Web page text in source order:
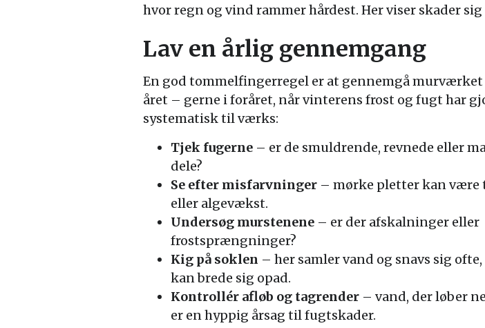
hvor regn og vind rammer hårdest. Her viser skader
Lav en årlig gennemgang
En god tommelfingerregel er at gennemgå murværket
året – gerne i foråret, når vinterens frost og fugt har
systematisk til værks:
Tjek fugerne – er de smuldrende, revnede eller
dele?
Se efter misfarvninger – mørke pletter kan være
eller algevækst.
Undersøg murstenene – er der afskalninger eller
frostsprængninger?
Kig på soklen – her samler vand og snavs sig
kan brede sig opad.
Kontrollér afløb og tagrender – vand, der løber
er en hyppig årsag til fugtskader.